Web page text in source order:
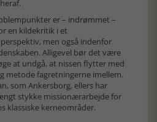
er – indrømmet –
en kildekritik i et
men også indenfor
Alligevel bør det være
at undgå, at nissen flytter med
metode fagretningerne imellem.
som Ankersborg, ellers har
stykke missionærarbejde for
klassiske kerneområder.